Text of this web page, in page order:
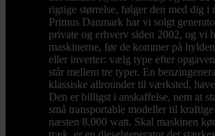
rigtige størrelse, følger den med dig i
Primus Danmark har vi solgt
private og erhverv siden 2002, og vi
maskinerne, før de kommer på
eller inverter: vælg type efter
står mellem tre typer. En
klassiske allrounder til værksted,
Den er billigst i anskaffelse, nem at
små transportable modeller til
næsten 8.000 watt. Skal maskinen